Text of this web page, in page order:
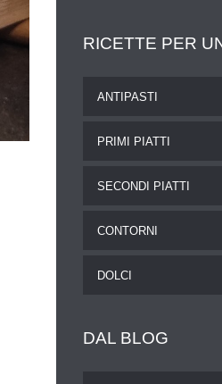
RICETTE PER
ANTIPASTI
PRIMI PIATTI
SECONDI PIATTI
CONTORNI
DOLCI
DAL BLOG